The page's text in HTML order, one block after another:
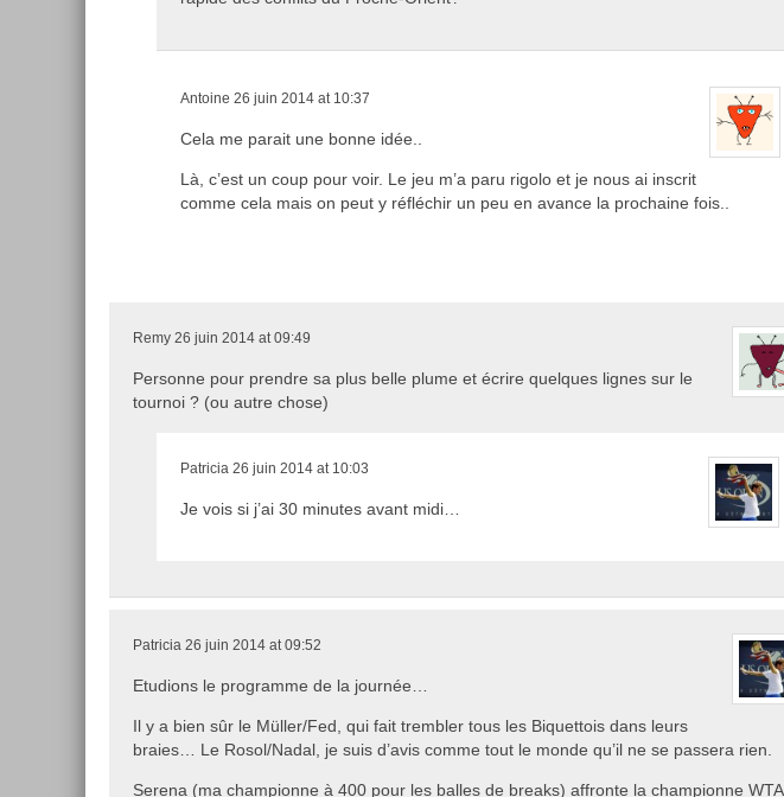
Antoine 26 juin 2014 at 10:37
Cela me parait une bonne idée..
Là, c’est un coup pour voir. Le jeu m’a paru rigolo et je nous ai inscrit
comme cela mais on peut y réfléchir un peu en avance la prochaine fois..
Remy 26 juin 2014 at 09:49
Personne pour prendre sa plus belle plume et écrire quelques lignes sur le
tournoi ? (ou autre chose)
Patricia 26 juin 2014 at 10:03
Je vois si j’ai 30 minutes avant midi…
Patricia 26 juin 2014 at 09:52
Etudions le programme de la journée…
Il y a bien sûr le Müller/Fed, qui fait trembler tous les Biquettois dans leurs
braies… Le Rosol/Nadal, je suis d’avis comme tout le monde qu’il ne se passera rien.
Serena (ma championne à 400 pour les balles de breaks) affronte la championne WTA